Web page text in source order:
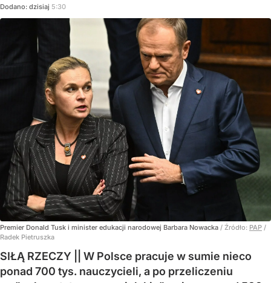
Dodano: dzisiaj 5:30
Premier Donald Tusk i minister edukacji narodowej Barbara Nowacka / Źródło: PAP /
Radek Pietruszka
SIŁĄ RZECZY || W Polsce pracuje w sumie nieco
ponad 700 tys. nauczycieli, a po przeliczeniu